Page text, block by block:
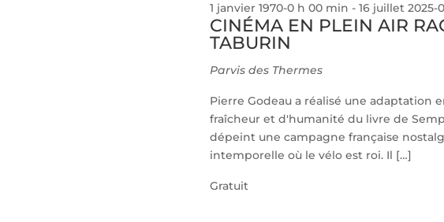
CINÉMA EN PLEIN AIR
TABURIN
1 janvier 1970-0 h 00 min -16 juillet 2025-
Parvis des Thermes
Pierre Godeau a réalisé une adaptation
fraîcheur et d'humanité du livre de
dépeint une campagne française
intemporelle où le vélo est roi. Il […]
Gratuit